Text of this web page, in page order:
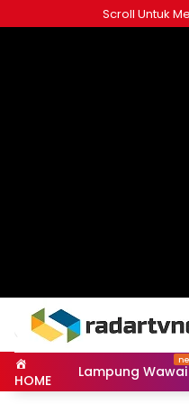
to
Scroll Untuk
HOME Lampung Wawai